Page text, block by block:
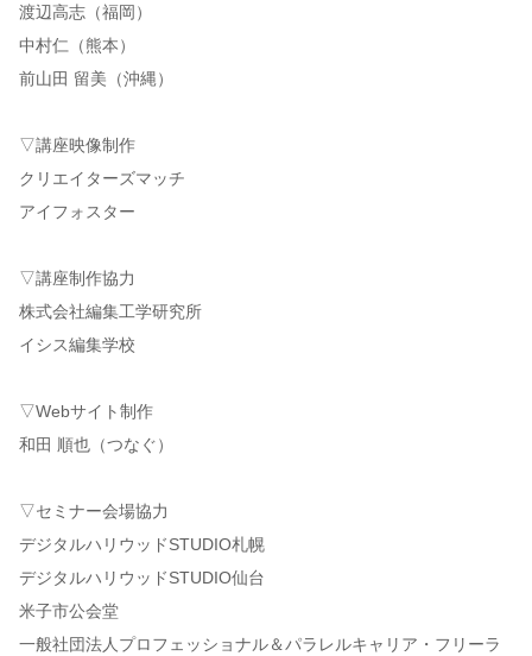
渡辺高志（福岡）
中村仁（熊本）
前山田 留美（沖縄）
▽講座映像制作
クリエイターズマッチ
アイフォスター
▽講座制作協力
株式会社編集工学研究所
イシス編集学校
▽Webサイト制作
和田 順也（つなぐ）
▽セミナー会場協力
デジタルハリウッドSTUDIO札幌
デジタルハリウッドSTUDIO仙台
米子市公会堂
一般社団法人プロフェッショナル＆パラレルキャリア・フリーラ